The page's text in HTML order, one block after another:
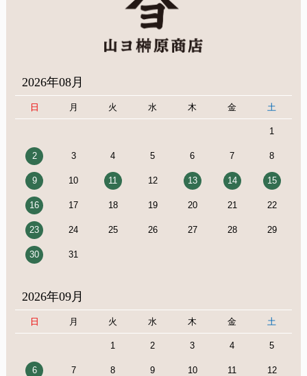
2026年08月
日 月 火 水 木 金 土
1
2 3 4 5 6 7 8
9 10 11 12 13 14 15
16 17 18 19 20 21 22
23 24 25 26 27 28 29
30 31
2026年09月
日 月 火 水 木 金 土
1 2 3 4 5
6 7 8 9 10 11 12